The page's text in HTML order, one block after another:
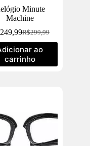
Minute
Machine
R$299,99
249,99
ao
carrinho